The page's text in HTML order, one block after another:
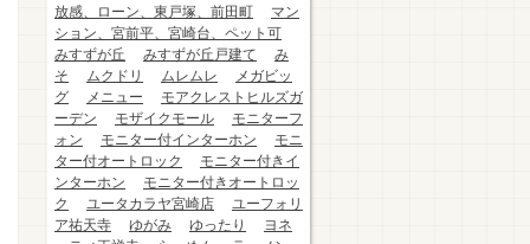
放感、ローン、東戸塚、前田町
マン
ション、宮前平、宮崎台、ペット可
みすずが丘
みすずが丘戸建て
み
そ
ムクドリ ムレムレ
メガビッ
グ
メニュー
モアクレストヒルズガ
ーデン
モザイクモール
モニターフ
ォン
モニター付インターホン
モニ
ター付オートロック
モニター付きイ
ンターホン
モニター付きオートロッ
ク
ユータカラヤ宮崎店
ユーフォリ
ア祐天寺
ゆがみ ゆったり
ヨネ